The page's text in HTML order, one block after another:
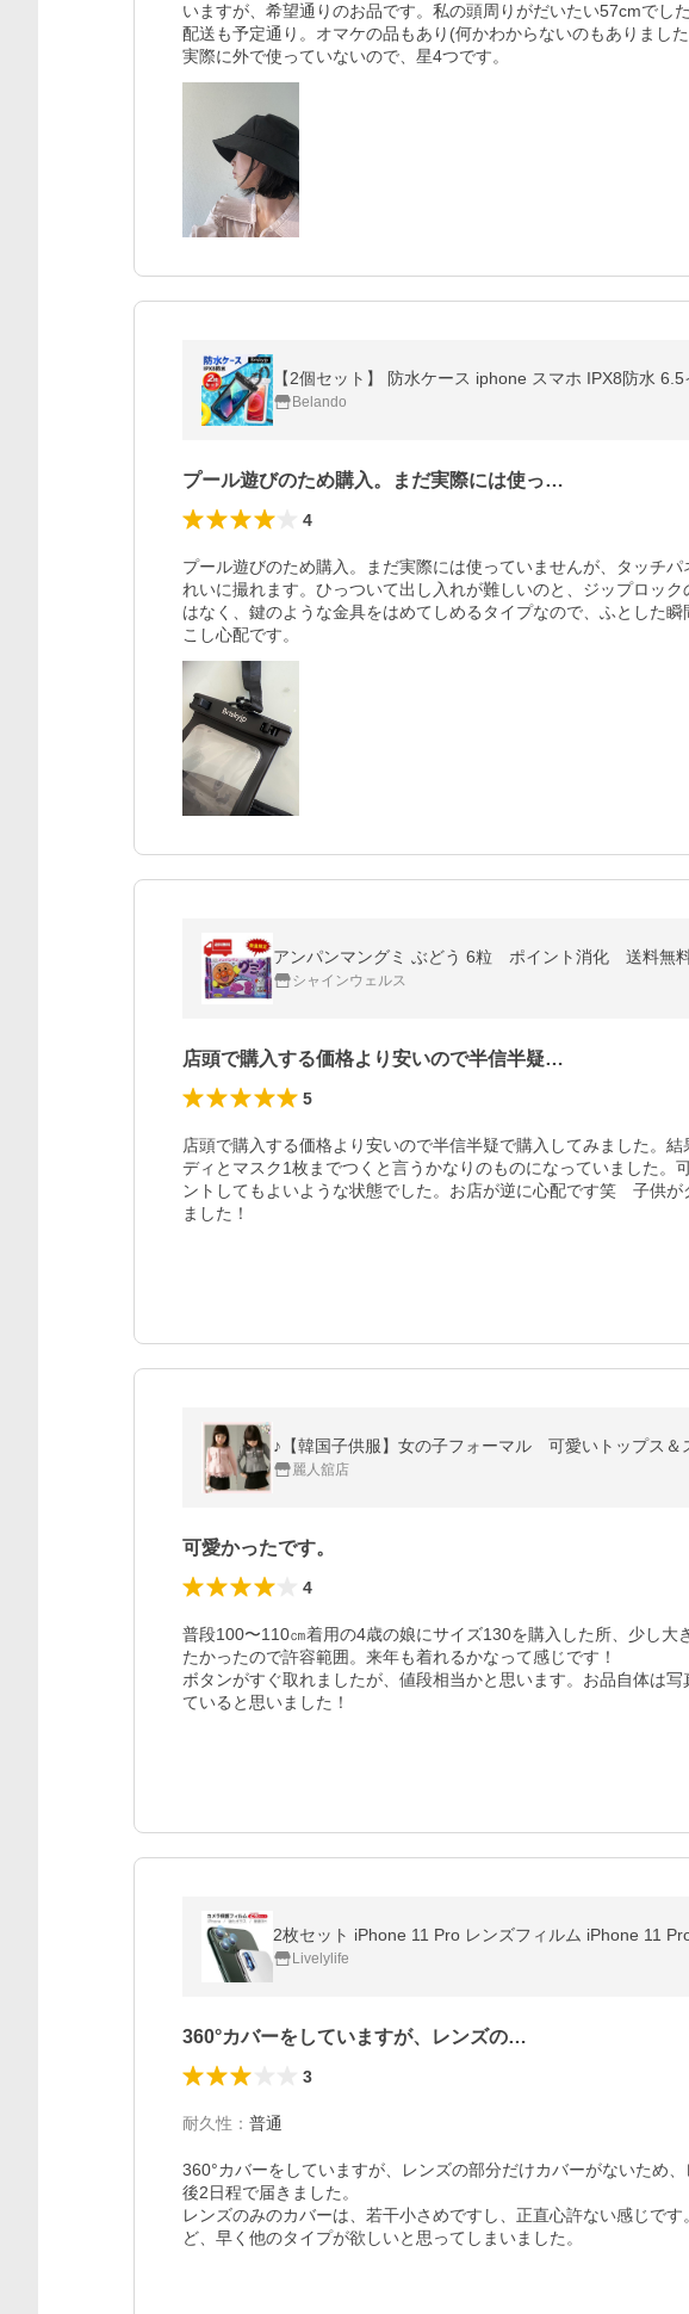
いますが、希望通りのお品です。私の頭周りがだいたい57cmでし
配送も予定通り。オマケの品もあり(何かわからないのもありまし
実際に外で使っていないので、星4つです。
Belando
プール遊びのため購入。まだ実際には使っ…
4
プール遊びのため購入。まだ実際には使っていませんが、タッチ
れいに撮れます。ひっついて出し入れが難しいのと、ジップロッ
はなく、鍵のような金具をはめてしめるタイプなので、ふとした
こし心配です。
アンパンマングミ ぶどう 6粒 ポイント消化 送料無
シャインウェルス
店頭で購入する価格より安いので半信半疑…
5
店頭で購入する価格より安いので半信半疑で購入してみました。
ディとマスク1枚までつくと言うかなりのものになっていました。
ントしてもよいような状態でした。お店が逆に心配です笑　子供
ました！
♪【韓国子供服】女の子フォーマル 可愛いトップ
麗人舘店
可愛かったです。
4
普段100〜110㎝着用の4歳の娘にサイズ130を購入した所、少し大
たかったので許容範囲。来年も着れるかなって感じです！
ボタンがすぐ取れましたが、値段相当かと思います。お品自体は
ていると思いました！
Livelylife
360°カバーをしていますが、レンズの…
3
耐久性 ： 普通
360°カバーをしていますが、レンズの部分だけカバーがないため
後2日程で届きました。
レンズのみのカバーは、若干小さめですし、正直心許ない感じで
ど、早く他のタイプが欲しいと思ってしまいました。